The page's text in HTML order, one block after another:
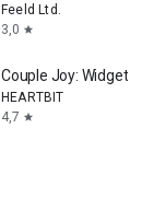
Feeld Ltd.
3,0 star
Couple Joy: Widget
HEARTBIT
4,7 star